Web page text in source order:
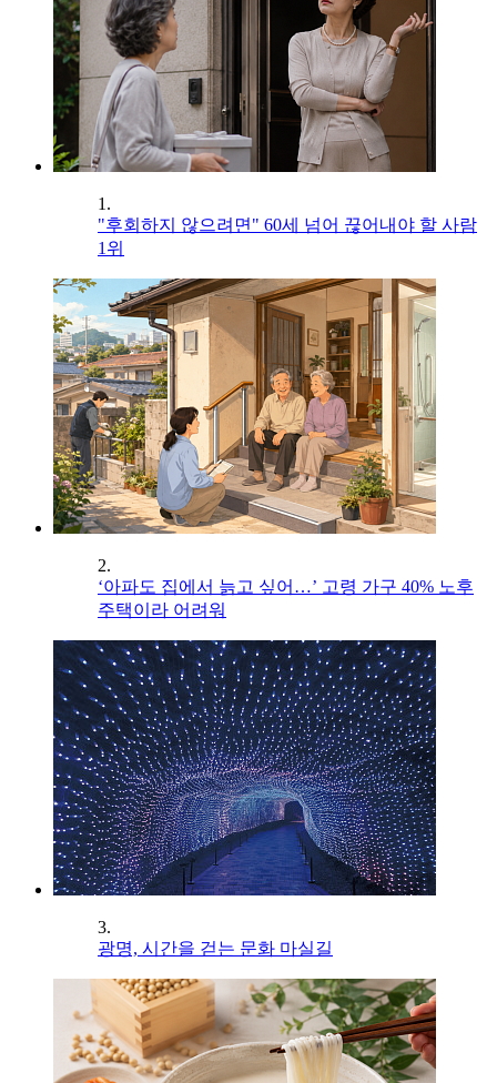
1.
"후회하지 않으려면" 60세 넘어 끊어내야 할 사람
1위
2.
‘아파도 집에서 늙고 싶어…’ 고령 가구 40% 노후
주택이라 어려워
3.
광명, 시간을 걷는 문화 마실길